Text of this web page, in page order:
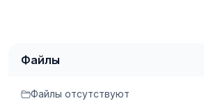
Файлы
Файлы отсутствуют